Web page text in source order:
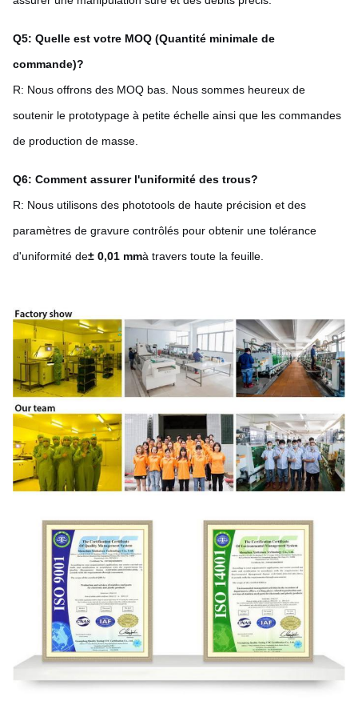
Q5: Quelle est votre MOQ (Quantité minimale de
commande)?
R: Nous offrons des MOQ bas. Nous sommes heureux de
soutenir le prototypage à petite échelle ainsi que les commandes
de production de masse.
Q6: Comment assurer l'uniformité des trous?
R: Nous utilisons des phototools de haute précision et des
paramètres de gravure contrôlés pour obtenir une tolérance
d'uniformité de± 0,01 mmà travers toute la feuille.